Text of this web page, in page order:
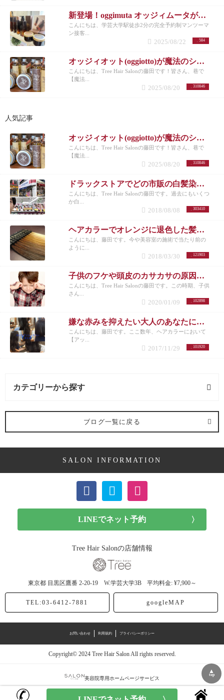
新登場！oggimuta オッジィムータが導くラグジュアリーな髪の未来
こんにちは、学芸大学駅徒歩2分の完全予約制マンツーマ
ン接客...
584
2025/08/22
オッジィオット(oggiotto)が魔法のシャンプーと呼ばれる理由！取扱店だからこそ分かる髪質改善力
こんにちは、Tree Hair Salonの藤田です！皆さん、巷で
【魔法...
310846
2025/08/20
人気記事
オッジィオット(oggiotto)が魔法のシャンプーと呼ばれる理由！取扱店だからこそ分かる髪質改善力
こんにちは、Tree Hair Salonの藤田です！皆さん、巷で
【魔法...
310846
2025/08/20
ドラックストアでどの市販の白髪染めが人気なのか美容師がリサーチしてランキングにした。
こんにちは、Tree Hair Salonの藤田です。過去にもいくつ
か白...
303410
2018/08/08
ヘアカラーでオレンジに退色した髪にアッシュのすすめ
こんにちは、藤田です。今や美容室の施術で当たり前の
ように...
121903
2018/03/30
子供のフケや頭皮のカサカサの原因と対策
こんにちは、Tree Hair Salonの藤田です。この時期、子供
さん...
102898
2020/01/09
嫌な赤みを抑えたい大人のあなたにオススメしたいヘアカラー【アッシュ】
こんにちは、藤田です。ここ数年、ヘアカラーにおいて
【アッ...
101920
2017/11/29
カテゴリーから探す
髪型 (54記事)
メンズカット (7記事)
ヘアドネーション (1記事)
ヘアカラー (40記事)
アッシュ (12記事)
スモーク (1記事)
ブログ一覧に戻る
SALON INFORMATION
Tree Hair Salonの店舗情報
東京都 目黒区鷹番 2-20-19 W.学芸大学3B 平均料金: ¥7,900～
TEL:03-6412-7881 googleMAP
お問い合わせ 利用規約 プライバシーポリシー
Copyright© 2024 Tree Hair Salon All rights reserved.
美容院専用ホームページサービス
▲
top